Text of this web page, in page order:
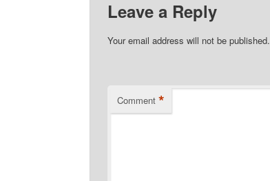
Leave a Reply
Your email address will not be published.
Comment *